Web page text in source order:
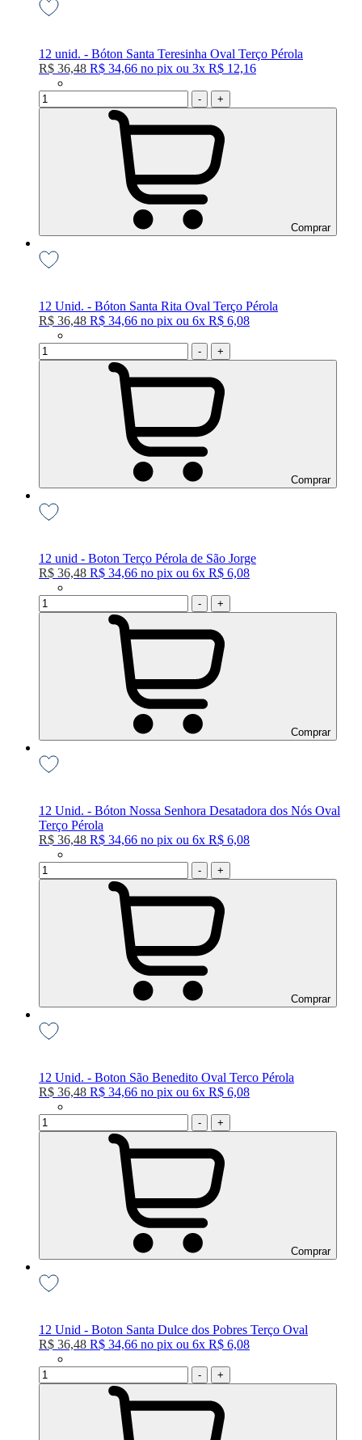
12 unid. - Bóton Santa Teresinha Oval Terço Pérola
R$ 36,48 R$ 34,66 no pix ou 3x R$ 12,16
- +
Comprar
12 Unid. - Bóton Santa Rita Oval Terço Pérola
R$ 36,48 R$ 34,66 no pix ou 6x R$ 6,08
- +
Comprar
12 unid - Boton Terço Pérola de São Jorge
R$ 36,48 R$ 34,66 no pix ou 6x R$ 6,08
- +
Comprar
12 Unid. - Bóton Nossa Senhora Desatadora dos Nós Oval
Terço Pérola
R$ 36,48 R$ 34,66 no pix ou 6x R$ 6,08
- +
Comprar
12 Unid. - Boton São Benedito Oval Terco Pérola
R$ 36,48 R$ 34,66 no pix ou 6x R$ 6,08
- +
Comprar
12 Unid - Boton Santa Dulce dos Pobres Terço Oval
R$ 36,48 R$ 34,66 no pix ou 6x R$ 6,08
- +